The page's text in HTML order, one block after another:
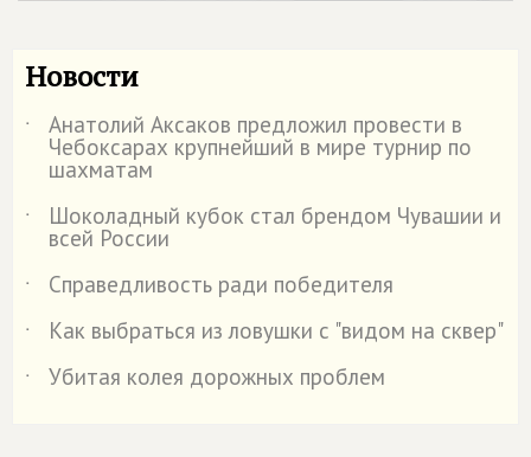
Новости
˙ Анатолий Аксаков предложил провести в
Чебоксарах крупнейший в мире турнир по
шахматам
˙
Шоколадный кубок стал брендом Чувашии и
всей России
˙
Справедливость ради победителя
˙
Как выбраться из ловушки с "видом на сквер"
˙
Убитая колея дорожных проблем